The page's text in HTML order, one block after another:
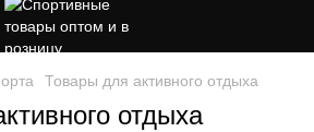
Товары для активного отдыха
отдыха